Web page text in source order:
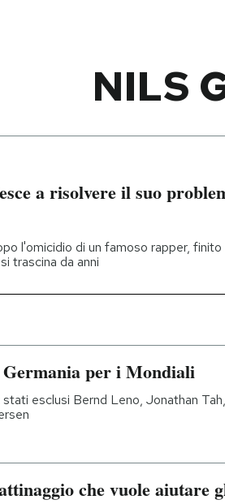
NILS
a risolvere il suo
l'omicidio di un famoso rapper, finito
trascina da anni
per i Mondiali
esclusi Bernd Leno, Jonathan Tah,
che vuole aiutare